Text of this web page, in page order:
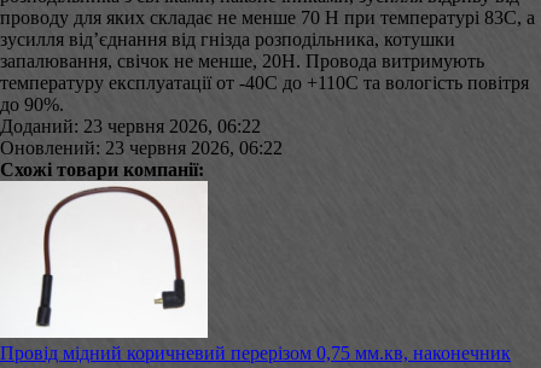
проводу для яких складає не менше 70 Н при температурі 83С, а
зусилля від’єднання від гнізда розподільника, котушки
запалювання, свічок не менше, 20Н. Провода витримують
температуру експлуатації от -40С до +110С та вологість повітря
до 90%.
Доданий: 23 червня 2026, 06:22
Оновлений: 23 червня 2026, 06:22
Схожі товари компанії:
Провід мідний коричневий перерізом 0,75 мм.кв, наконечник